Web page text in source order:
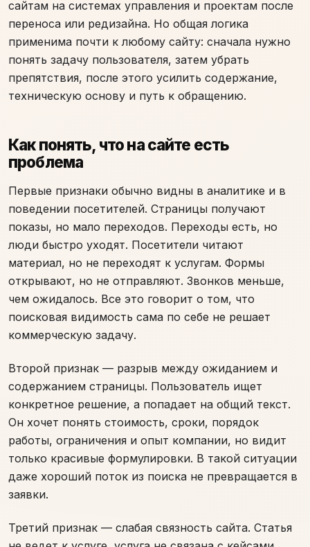
сайтам на системах управления и проектам после
переноса или редизайна. Но общая логика
применима почти к любому сайту: сначала нужно
понять задачу пользователя, затем убрать
препятствия, после этого усилить содержание,
техническую основу и путь к обращению.
Как понять, что на сайте есть
проблема
Первые признаки обычно видны в аналитике и в
поведении посетителей. Страницы получают
показы, но мало переходов. Переходы есть, но
люди быстро уходят. Посетители читают
материал, но не переходят к услугам. Формы
открывают, но не отправляют. Звонков меньше,
чем ожидалось. Все это говорит о том, что
поисковая видимость сама по себе не решает
коммерческую задачу.
Второй признак — разрыв между ожиданием и
содержанием страницы. Пользователь ищет
конкретное решение, а попадает на общий текст.
Он хочет понять стоимость, сроки, порядок
работы, ограничения и опыт компании, но видит
только красивые формулировки. В такой ситуации
даже хороший поток из поиска не превращается в
заявки.
Третий признак — слабая связность сайта. Статья